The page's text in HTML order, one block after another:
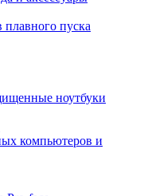
плавного пуска
ноутбуки
компьютеров и